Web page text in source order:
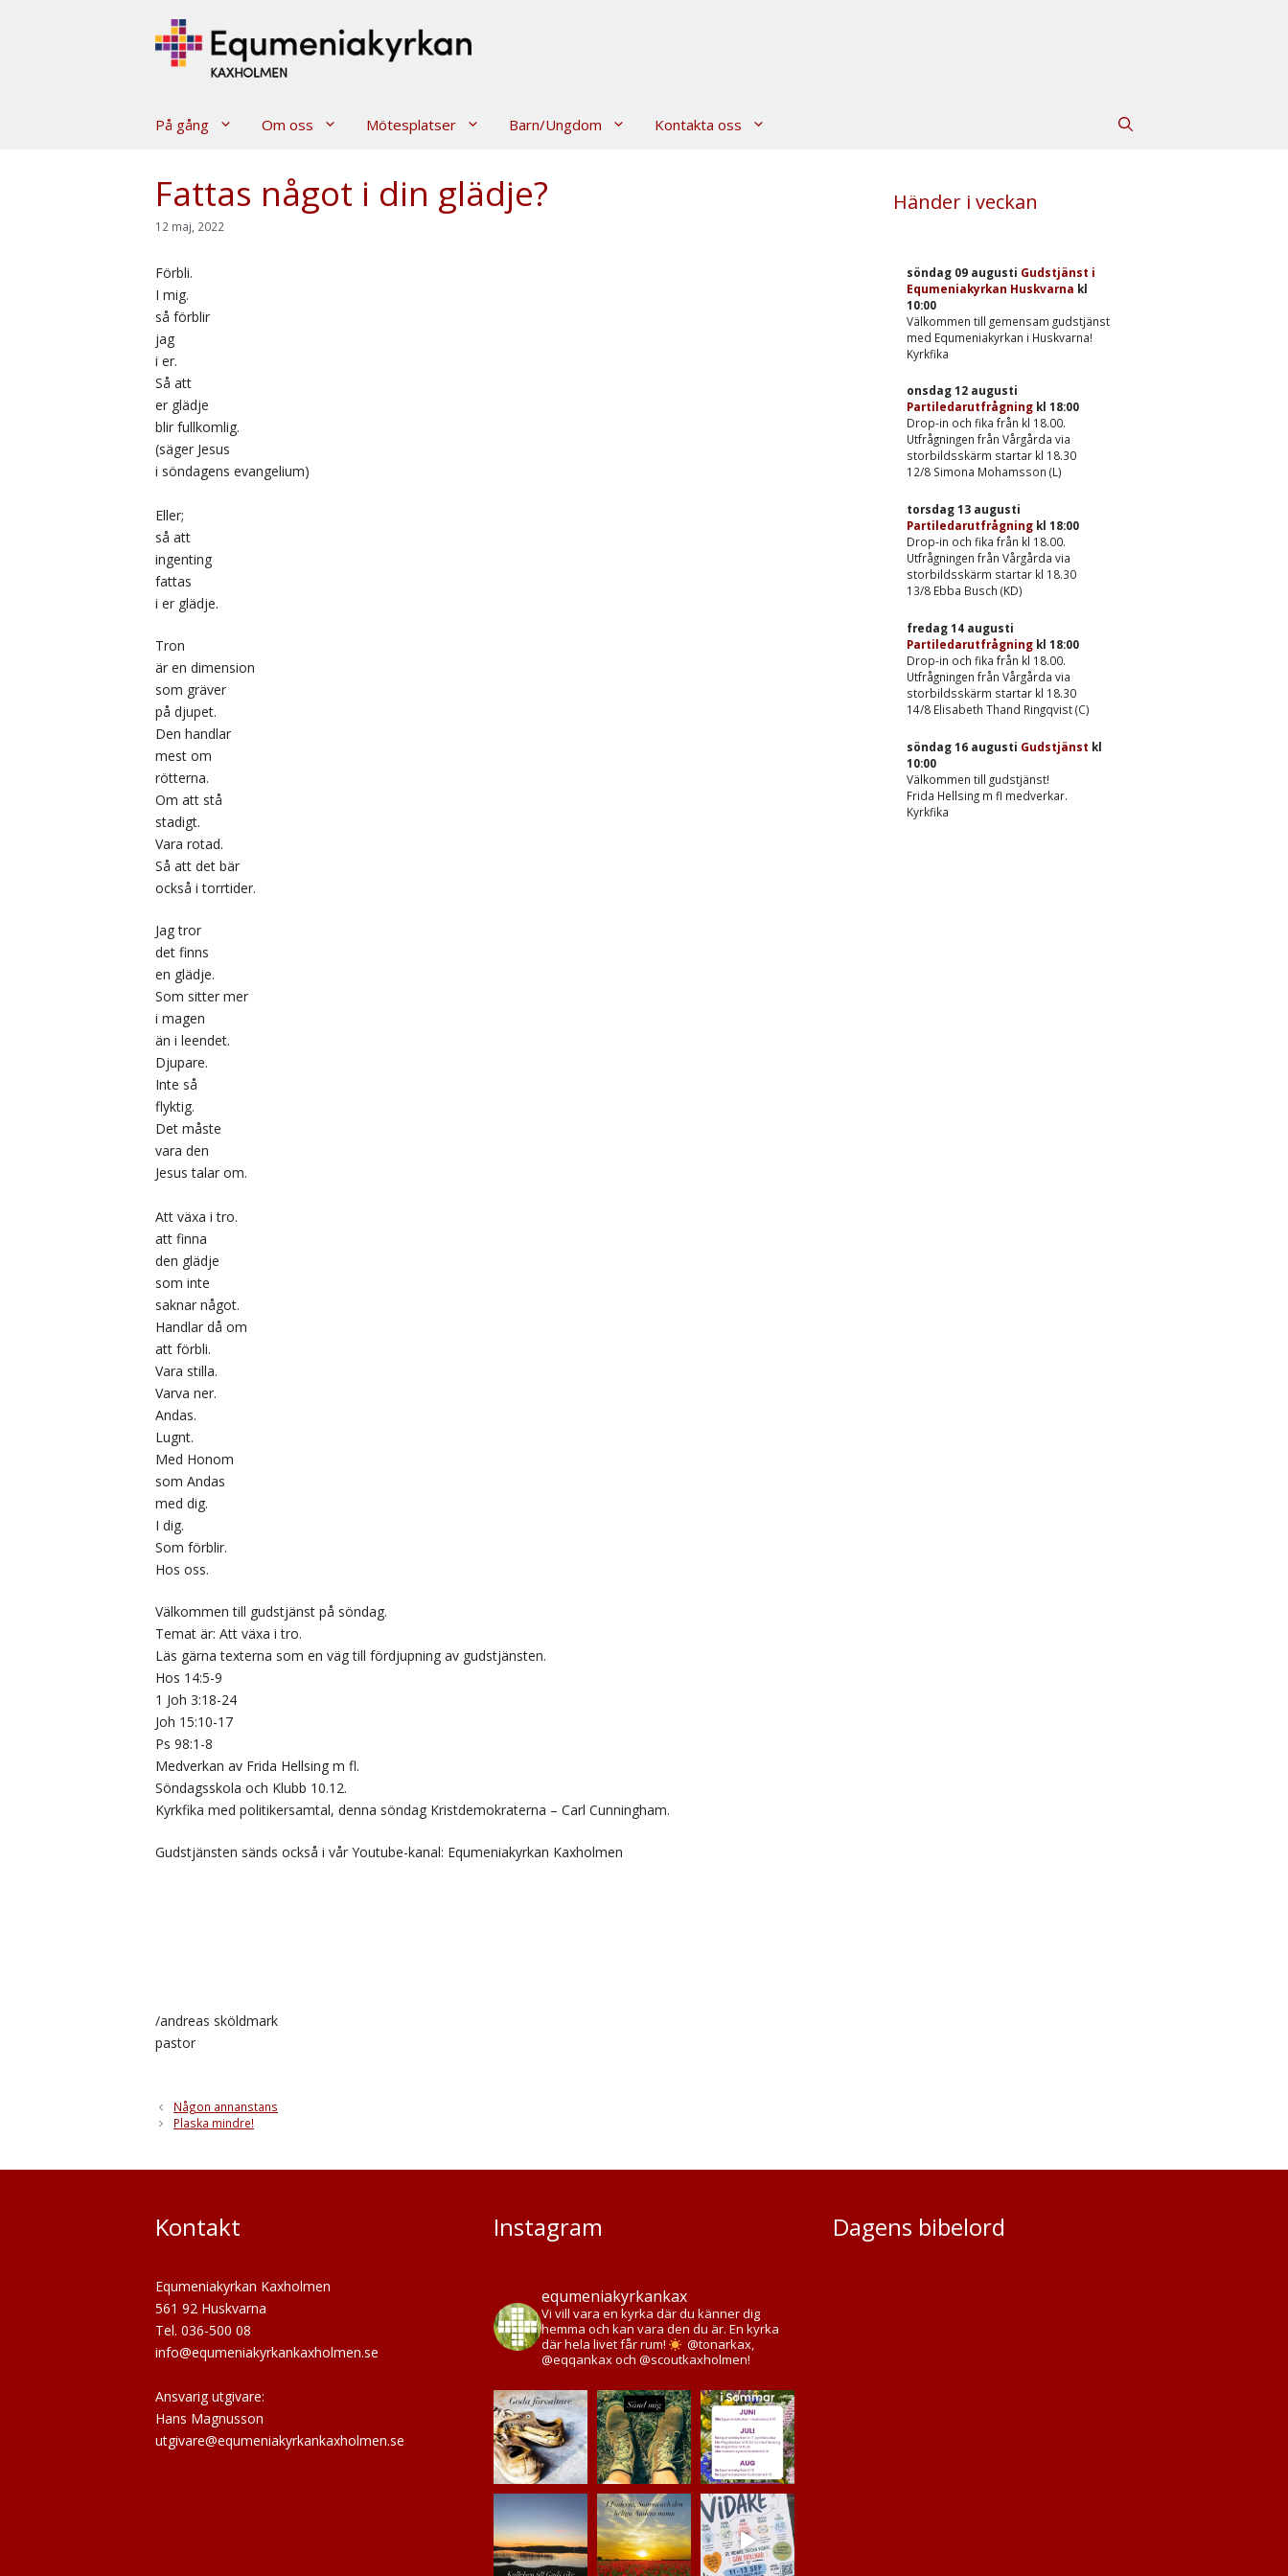
På gång Om oss Mötesplatser Barn/Ungdom Kontakta oss
Fattas något i din glädje?
12 maj, 2022
Förbli.
I mig.
så förblir
jag
i er.
Så att
er glädje
blir fullkomlig.
(säger Jesus
i söndagens evangelium)
Eller;
så att
ingenting
fattas
i er glädje.
Tron
är en dimension
som gräver
på djupet.
Den handlar
mest om
rötterna.
Om att stå
stadigt.
Vara rotad.
Så att det bär
också i torrtider.
Jag tror
det finns
en glädje.
Som sitter mer
i magen
än i leendet.
Djupare.
Inte så
flyktig.
Det måste
vara den
Jesus talar om.
Att växa i tro.
att finna
den glädje
som inte
saknar något.
Handlar då om
att förbli.
Vara stilla.
Varva ner.
Andas.
Lugnt.
Med Honom
som Andas
med dig.
I dig.
Som förblir.
Hos oss.
Välkommen till gudstjänst på söndag.
Temat är: Att växa i tro.
Läs gärna texterna som en väg till fördjupning av gudstjänsten.
Hos 14:5-9
1 Joh 3:18-24
Joh 15:10-17
Ps 98:1-8
Medverkan av Frida Hellsing m fl.
Söndagsskola och Klubb 10.12.
Kyrkfika med politikersamtal, denna söndag Kristdemokraterna – Carl Cunningham.
Gudstjänsten sänds också i vår Youtube-kanal: Equmeniakyrkan Kaxholmen
/andreas sköldmark
pastor
Någon annanstans
Plaska mindre!
Händer i veckan
söndag 09 augusti Gudstjänst i
Equmeniakyrkan Huskvarna kl
10:00
Välkommen till gemensam gudstjänst
med Equmeniakyrkan i Huskvarna!
Kyrkfika
onsdag 12 augusti
Partiledarutfrågning kl 18:00
Drop-in och fika från kl 18.00.
Utfrågningen från Vårgårda via
storbildsskärm startar kl 18.30
12/8 Simona Mohamsson (L)
torsdag 13 augusti
Partiledarutfrågning kl 18:00
Drop-in och fika från kl 18.00.
Utfrågningen från Vårgårda via
storbildsskärm startar kl 18.30
13/8 Ebba Busch (KD)
fredag 14 augusti
Partiledarutfrågning kl 18:00
Drop-in och fika från kl 18.00.
Utfrågningen från Vårgårda via
storbildsskärm startar kl 18.30
14/8 Elisabeth Thand Ringqvist (C)
söndag 16 augusti Gudstjänst kl
10:00
Välkommen till gudstjänst!
Frida Hellsing m fl medverkar.
Kyrkfika
Kontakt
Equmeniakyrkan Kaxholmen
561 92 Huskvarna
Tel. 036-500 08
info@equmeniakyrkankaxholmen.se
Ansvarig utgivare:
Hans Magnusson
utgivare@equmeniakyrkankaxholmen.se
Instagram
equmeniakyrkankax
Vi vill vara en kyrka där du känner dig
hemma och kan vara den du är. En kyrka
där hela livet får rum!
@tonarkax,
@eqqankax och @scoutkaxholmen!
Dagens bibelord